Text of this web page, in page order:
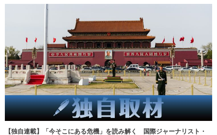
【独自連載】「今そこにある危機」を読み解く 国際ジャーナリスト・